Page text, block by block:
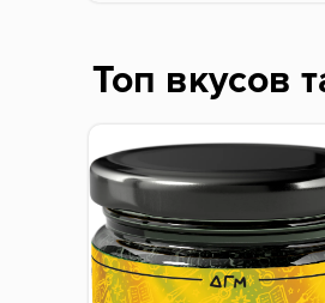
Топ вкусов